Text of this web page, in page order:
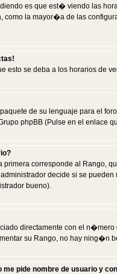
es que est� viendo las
como la mayor�a de las
esto se deba a los horarios de
de su lenguaje para el
phpBB (Pulse en el enlace
corresponde al Rango,
decide si se
bueno).
directamente con el
su Rango, no hay ning�n
me pide nombre de usuario y